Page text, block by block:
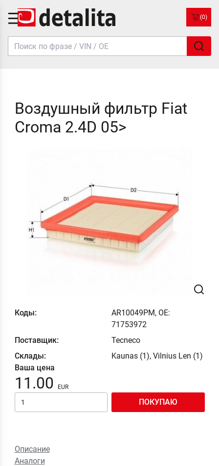
(0)
Воздушный фильтр Fiat
Croma 2.4D 05>
Коды:
AR10049PM, OE:
71753972
Поставщик:
Tecneco
Склады:
Kaunas (1), Vilnius Len (1)
Ваша цена
11.00
ПОКУПАЮ
Описание
Аналоги